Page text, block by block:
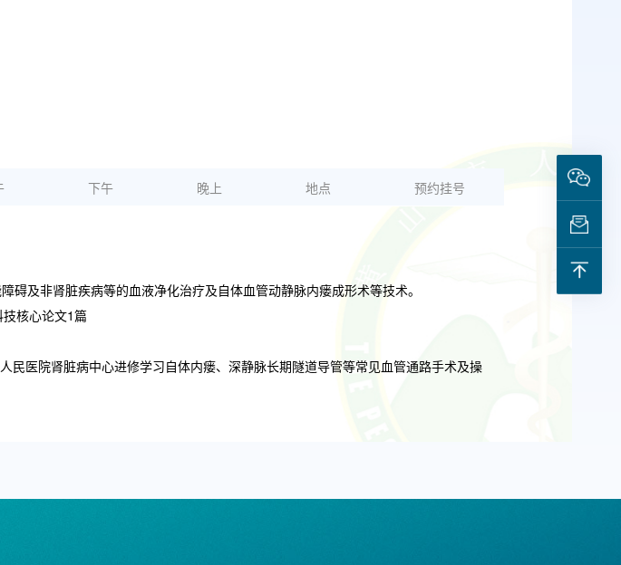
下午 晚上 地点 预约挂号
及非肾脏疾病等的血液净化治疗及自体血管动静脉内瘘成形术等技术。
核心论文1篇
医院肾脏病中心进修学习自体内瘘、深静脉长期隧道导管等常见血管通路手术及操